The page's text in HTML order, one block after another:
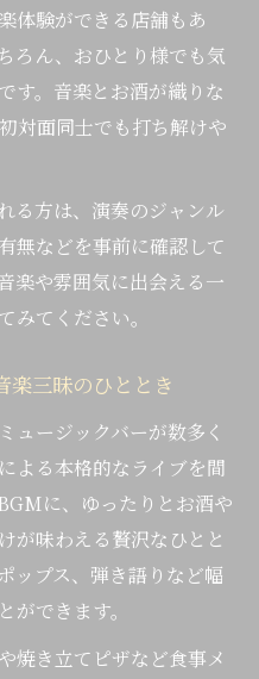
しい夜の楽しみ方
する上質な非日常
響と雰囲気の違い
夜の過ごし方
人の思い出作り
上質な夜時間
るバーの選び方
の楽しみ方とは
楽と雰囲気
音楽ジャンルの違い
わう音楽の深み
りと客層の特徴
ストランバーの比較
けるチェックポイン
ーの魅力
体験ができる店舗もあ
ろん、おひとり様でも気
す。音楽とお酒が織りな
対面同士でも打ち解けや
る方は、演奏のジャンル
無などを事前に確認して
楽や雰囲気に出会える一
みてください。
楽三昧のひととき
ュージックバーが数多く
よる本格的なライブを間
に、ゆったりとお酒や
が味わえる贅沢なひとと
ップス、弾き語りなど幅
できます。
焼き立てピザなど食事メ